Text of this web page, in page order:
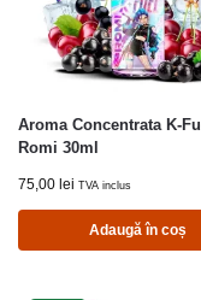
Aroma Concentrata K-
Romi 30ml
75,00 lei TVA inclus
Adaugă în coș